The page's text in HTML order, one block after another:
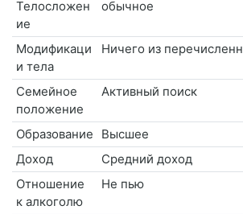
Телосложен
ие
обычное
Модификаци
и тела
Ничего из
Семейное
положение
Активный поиск
Образование
Высшее
Доход
Средний доход
Отношение
к алкоголю
Не пью